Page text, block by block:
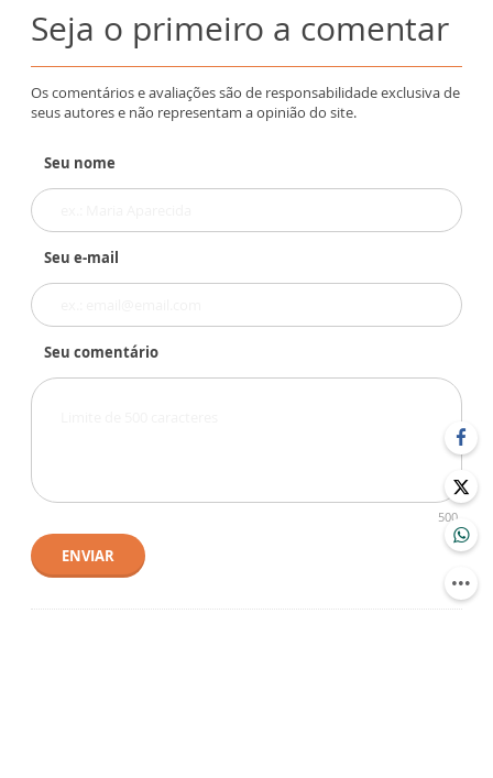
Seja o primeiro a comentar
Os comentários e avaliações são de responsabilidade exclusiva de
seus autores e não representam a opinião do site.
Seu nome
Seu e-mail
Seu comentário
500
ENVIAR